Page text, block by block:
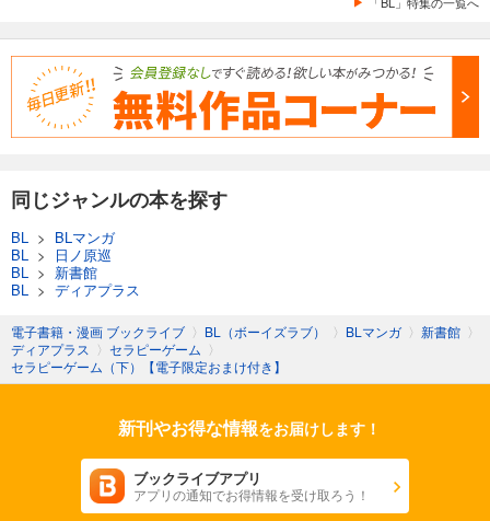
同じジャンルの本を探す
BL > BLマンガ
BL >
日ノ原巡
BL > 新書館
BL > ディアプラス
電子書籍・漫画 ブックライブ 〉 BL（ボーイズラブ） 〉 BLマンガ 〉 新書館 〉
ディアプラス 〉 セラピーゲーム 〉
セラピーゲーム（下）【電子限定おまけ付き】
新刊やお得な情報をお届けします！
ブックライブアプリ
アプリの通知でお得情報を受け取ろう！